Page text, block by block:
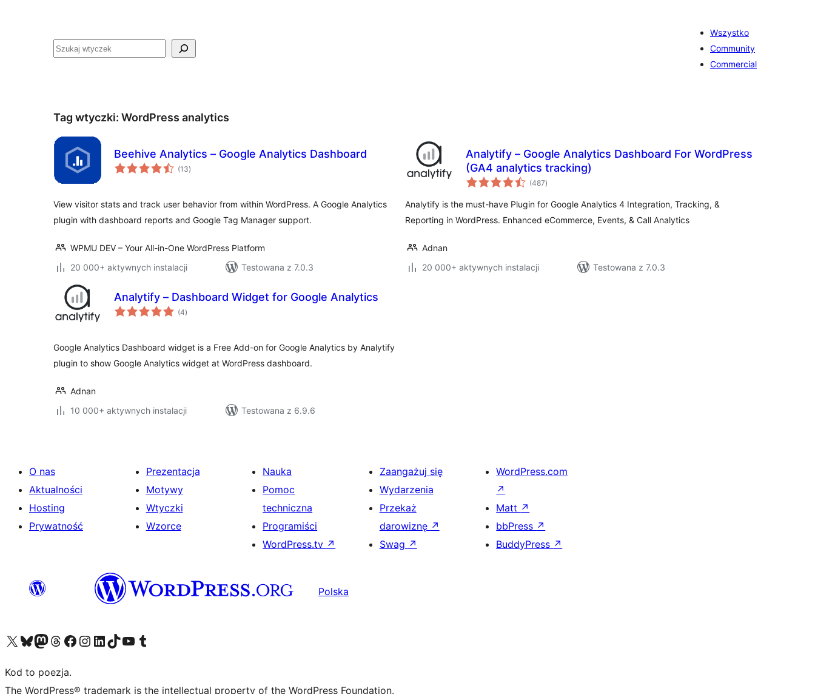
Szukaj
Wszystko
Community
Commercial
Tag wtyczki: WordPress analytics
Beehive Analytics – Google Analytics Dashboard
(13wszystkich
ocen
)
View visitor stats and track user behavior from within WordPress. A Google Analytics
plugin with dashboard reports and Google Tag Manager support.
WPMU DEV – Your All-in-One WordPress Platform
20 000+ aktywnych instalacji
Testowana z 7.0.3
Analytify – Google Analytics Dashboard For WordPress
(GA4 analytics tracking)
(487wszystkich
ocen
)
Analytify is the must-have Plugin for Google Analytics 4 Integration, Tracking, &
Reporting in WordPress. Enhanced eCommerce, Events, & Call Analytics
Adnan
20 000+ aktywnych instalacji
Testowana z 7.0.3
Analytify – Dashboard Widget for Google Analytics
(4wszystkich
ocen
)
Google Analytics Dashboard widget is a Free Add-on for Google Analytics by Analytify
plugin to show Google Analytics widget at WordPress dashboard.
Adnan
10 000+ aktywnych instalacji
Testowana z 6.9.6
O nas
Aktualności
Hosting
Prywatność
Prezentacja
Motywy
Wtyczki
Wzorce
Nauka
Pomoc
techniczna
Programiści
WordPress.tv ↗
Zaangażuj się
Wydarzenia
Przekaż
darowiznę ↗
Swag ↗
WordPress.com
↗
Matt ↗
bbPress ↗
BuddyPress ↗
Polska
Odwiedź nasze konto X (dawniej Twitter)
Odwiedź nasze konto Bluesky
Odwiedź nasze konto na Mastodoncie
Odwiedź naszego Threadsa
Odwiedź naszego Facebooka
Odwiedź nasze konto na Instagramie
Odwiedź nasze konto na LinkedIn
Odwiedź naszego TikToka
Odwiedź nasz kanał YouTube
Odwiedź naszego Tumblra
Kod to poezja.
The WordPress® trademark is the intellectual property of the WordPress Foundation.